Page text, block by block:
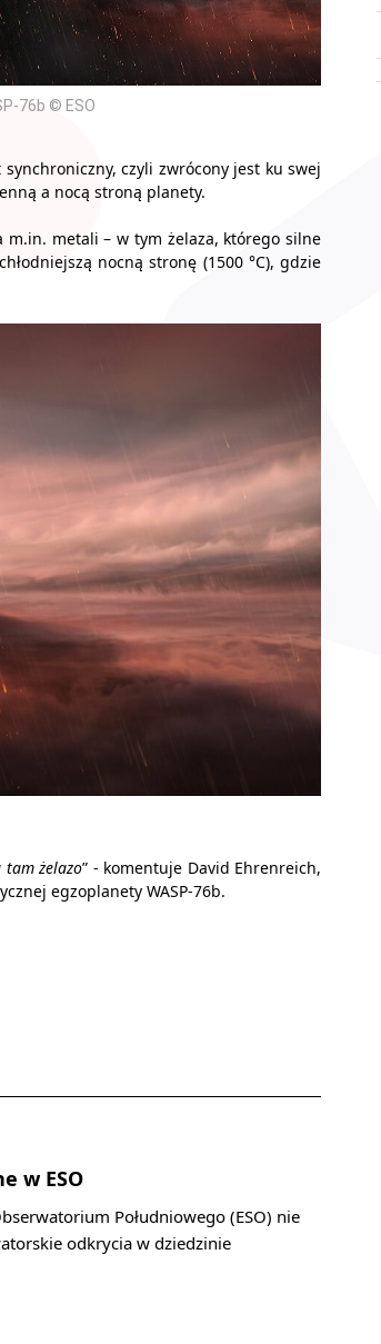
76b © ESO
synchroniczny, czyli zwrócony jest ku swej
a nocą stroną planety.
m.in. metali – w tym żelaza, którego silne
nocną stronę (1500 °C), gdzie
tam żelazo” - komentuje David Ehrenreich,
egzoplanety WASP-76b.
w ESO
Południowego (ESO) nie
odkrycia w dziedzinie